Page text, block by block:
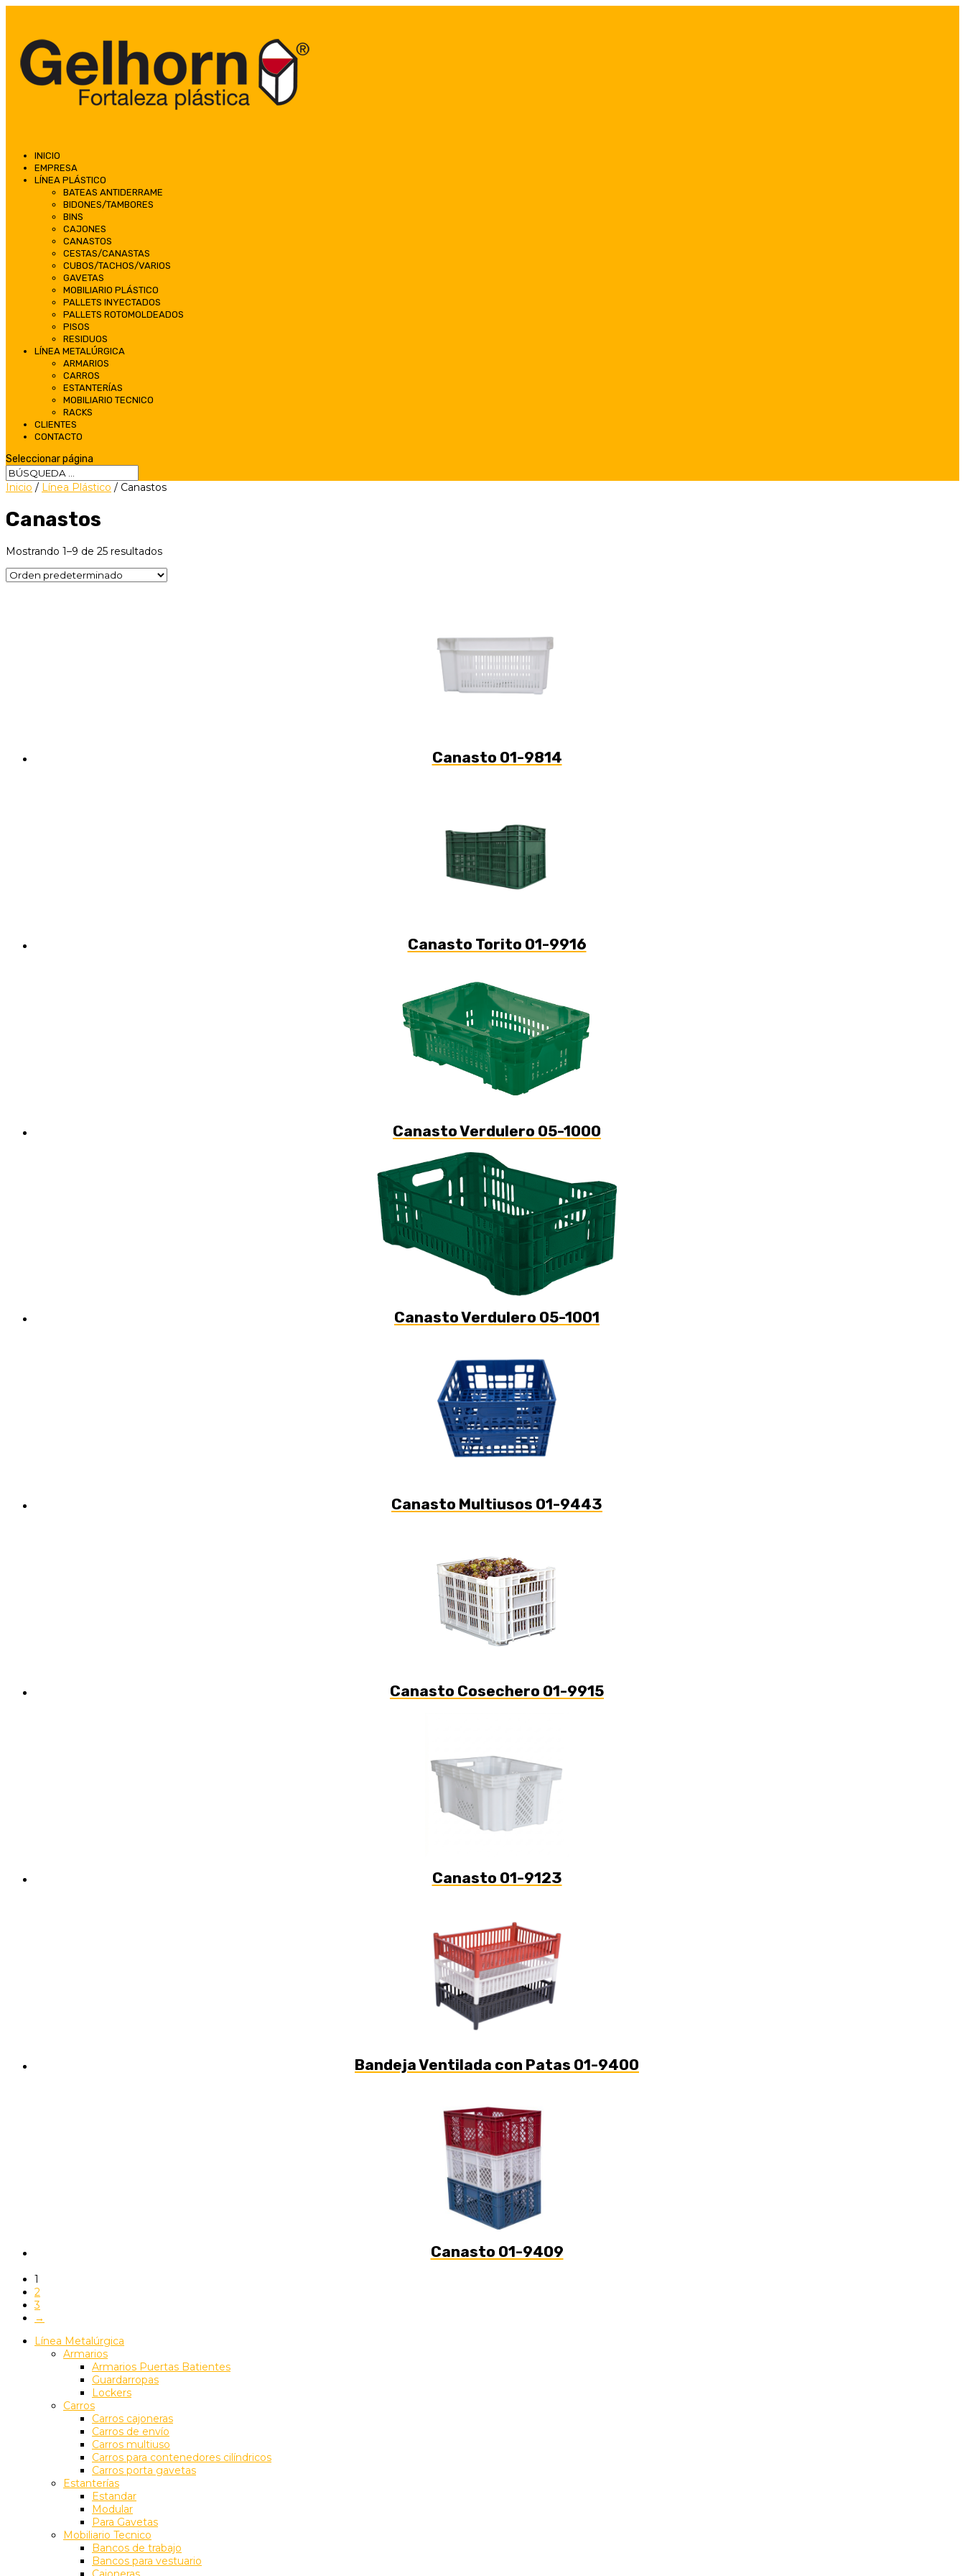
INICIO
EMPRESA
LÍNEA PLÁSTICO
BATEAS ANTIDERRAME
BIDONES/TAMBORES
BINS
CAJONES
CANASTOS
CESTAS/CANASTAS
CUBOS/TACHOS/VARIOS
GAVETAS
MOBILIARIO PLÁSTICO
PALLETS INYECTADOS
PALLETS ROTOMOLDEADOS
PISOS
RESIDUOS
LÍNEA METALÚRGICA
ARMARIOS
CARROS
ESTANTERÍAS
MOBILIARIO TECNICO
RACKS
CLIENTES
CONTACTO
Seleccionar página
Inicio / Línea Plástico / Canastos
Canastos
Mostrando 1–9 de 25 resultados
Canasto 01-9814
Canasto Torito 01-9916
Canasto Verdulero 05-1000
Canasto Verdulero 05-1001
Canasto Multiusos 01-9443
Canasto Cosechero 01-9915
Canasto 01-9123
Bandeja Ventilada con Patas 01-9400
Canasto 01-9409
1
2
3
→
Línea Metalúrgica
Armarios
Armarios Puertas Batientes
Guardarropas
Lockers
Carros
Carros cajoneras
Carros de envío
Carros multiuso
Carros para contenedores cilíndricos
Carros porta gavetas
Estanterías
Estandar
Modular
Para Gavetas
Mobiliario Tecnico
Bancos de trabajo
Bancos para vestuario